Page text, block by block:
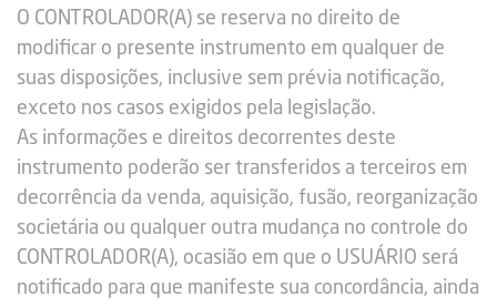
O CONTROLADOR(A) se reserva no direito de
modificar o presente instrumento em qualquer de
suas disposições, inclusive sem prévia notificação,
exceto nos casos exigidos pela legislação.
As informações e direitos decorrentes deste
instrumento poderão ser transferidos a terceiros em
decorrência da venda, aquisição, fusão, reorganização
societária ou qualquer outra mudança no controle do
CONTROLADOR(A), ocasião em que o USUÁRIO será
notificado para que manifeste sua concordância, ainda